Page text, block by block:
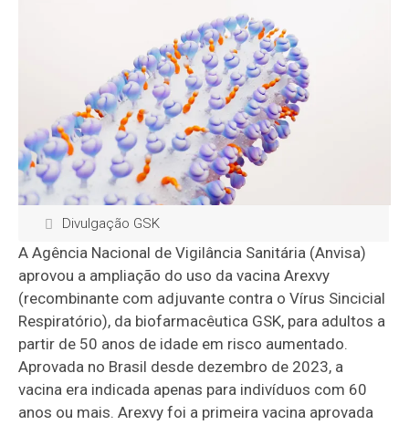
Divulgação GSK
A Agência Nacional de Vigilância Sanitária (Anvisa)
aprovou a ampliação do uso da vacina Arexvy
(recombinante com adjuvante contra o Vírus Sincicial
Respiratório), da biofarmacêutica GSK, para adultos a
partir de 50 anos de idade em risco aumentado.
Aprovada no Brasil desde dezembro de 2023, a
vacina era indicada apenas para indivíduos com 60
anos ou mais. Arexvy foi a primeira vacina aprovada